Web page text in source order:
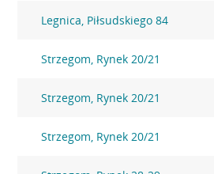
Legnica, Piłsudskiego 84
Strzegom, Rynek 20/21
Strzegom, Rynek 20/21
Strzegom, Rynek 20/21